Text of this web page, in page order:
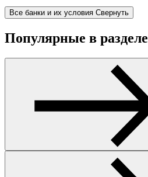
Все банки и их условия Свернуть
Популярные в разделе